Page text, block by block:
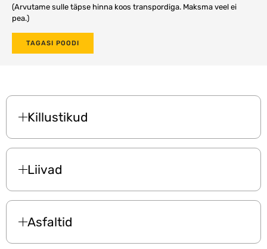
(Arvutame sulle täpse hinna koos transpordiga. Maksma veel ei
pea.)
TAGASI POODI
Killustikud
Liivad
Asfaltid